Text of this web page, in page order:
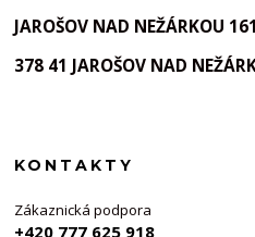
JAROŠOV NAD NEŽÁRKOU 161
378 41 JAROŠOV NAD
KONTAKTY
Zákaznická podpora
+420 777 625 918